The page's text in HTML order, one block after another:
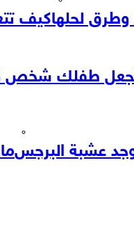
وطرق لحلهاكيف
طفلك شخص
عشبة البرجس